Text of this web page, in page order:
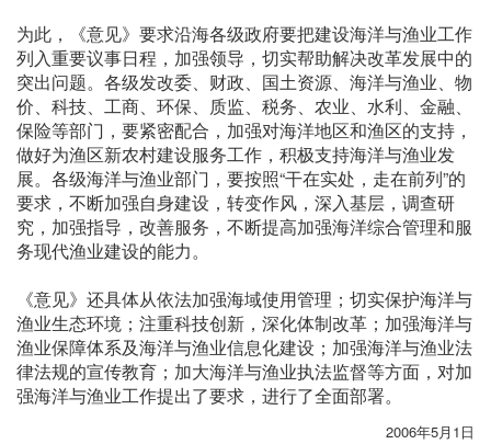
为此，《意见》要求沿海各级政府要把建设海洋与渔业工作
列入重要议事日程，加强领导，切实帮助解决改革发展中的
突出问题。各级发改委、财政、国土资源、海洋与渔业、物
价、科技、工商、环保、质监、税务、农业、水利、金融、
保险等部门，要紧密配合，加强对海洋地区和渔区的支持，
做好为渔区新农村建设服务工作，积极支持海洋与渔业发
展。各级海洋与渔业部门，要按照“干在实处，走在前列”的
要求，不断加强自身建设，转变作风，深入基层，调查研
究，加强指导，改善服务，不断提高加强海洋综合管理和服
务现代渔业建设的能力。
《意见》还具体从依法加强海域使用管理；切实保护海洋与
渔业生态环境；注重科技创新，深化体制改革；加强海洋与
渔业保障体系及海洋与渔业信息化建设；加强海洋与渔业法
律法规的宣传教育；加大海洋与渔业执法监督等方面，对加
强海洋与渔业工作提出了要求，进行了全面部署。
2006年5月1日